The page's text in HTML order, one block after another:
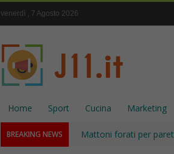
venerdì , 7 Agosto 2026
Home Sport Cucina Marketing
BREAKING NEWS Mattoni forati per